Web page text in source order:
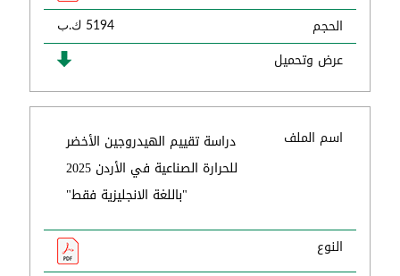
الحجم
5194 ك.ب
عرض وتحميل
اسم الملف
دراسة تقييم الهيدروجين الأخضر
للحرارة الصناعية في الأردن 2025
"باللغة الانجليزية فقط"
النوع